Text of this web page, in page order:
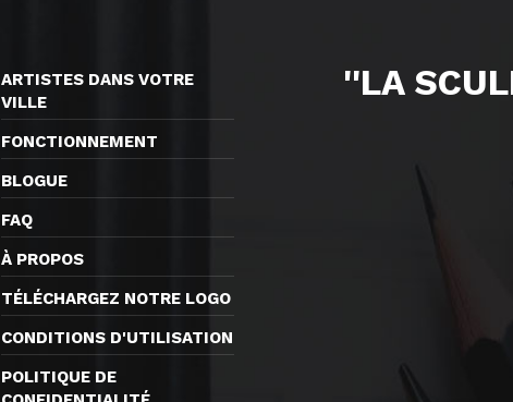
ARTISTES DANS VOTRE
VILLE
FONCTIONNEMENT
BLOGUE
FAQ
À PROPOS
TÉLÉCHARGEZ NOTRE LOGO
CONDITIONS D'UTILISATION
POLITIQUE DE
''LA